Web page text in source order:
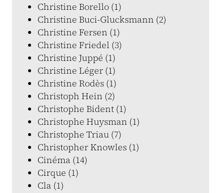
Christine Borello (1)
Christine Buci-Glucksmann (2)
Christine Fersen (1)
Christine Friedel (3)
Christine Juppé (1)
Christine Léger (1)
Christine Rodès (1)
Christoph Hein (2)
Christophe Bident (1)
Christophe Huysman (1)
Christophe Triau (7)
Christopher Knowles (1)
Cinéma (14)
Cirque (1)
Cla (1)